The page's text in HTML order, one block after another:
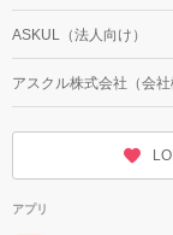
ASKUL（法人向け）
アスクル株式会社（会社
アプリ